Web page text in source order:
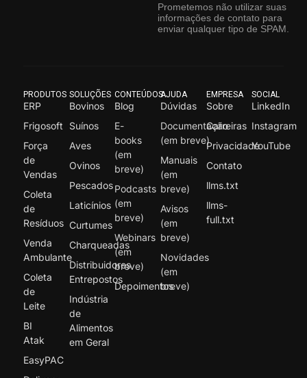
Prometemos não utilizar suas
informações de contato para
enviar qualquer tipo de SPAM.
PRODUTOS
ERP
Frigosoft
Força
de
Vendas
Coleta
de
Resíduos
Venda
Ambulante
Coleta
de
Leite
BI
Atak
EasyPAC
SOLUÇÕES
Bovinos
Suínos
Aves
Ovinos
Pescados
Laticínios
Curtumes
Charqueadas
Distribuidores
Entrepostos
Indústria
de
Alimentos
em Geral
CONTEÚDOS
Blog
E-
books
(em
breve)
Podcasts
(em
breve)
Webinars
(em
breve)
Depoimentos
AJUDA
Dúvidas
Documentação
(em breve)
Manuais
(em
breve)
Avisos
(em
breve)
Novidades
(em
breve)
EMPRESA
Sobre
Carreiras
Privacidade
Contato
llms.txt
llms-
full.txt
SOCIAL
LinkedIn
Instagram
YouTube